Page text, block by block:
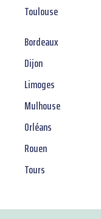
Toulouse
Bordeaux
Dijon
Limoges
Mulhouse
Orléans
Rouen
Tours